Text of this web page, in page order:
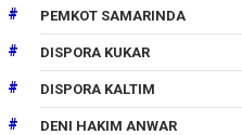
PEMKOT SAMARINDA
DISPORA KUKAR
DISPORA KALTIM
DENI HAKIM ANWAR